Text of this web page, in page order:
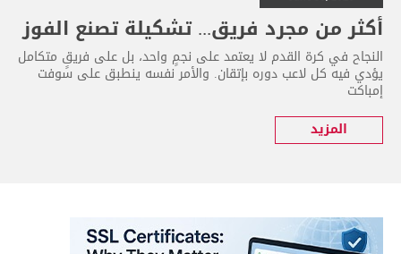
أكثر من مجرد فريق... تشكيلة تصنع الفوز
النجاح في كرة القدم لا يعتمد على نجمٍ واحد، بل على فريقٍ متكامل
يؤدي فيه كل لاعب دوره بإتقان. والأمر نفسه ينطبق على سوفت
إمباكت
المزيد